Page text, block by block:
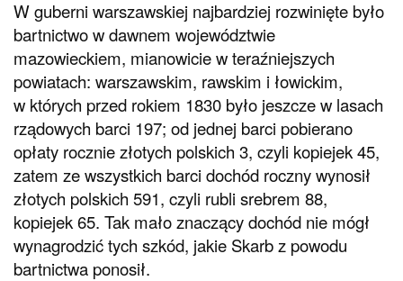
W guberni warszawskiej najbardziej rozwinięte było
bartnictwo w dawnem województwie
mazowieckiem, mianowicie w teraźniejszych
powiatach: warszawskim, rawskim i łowickim,
w których przed rokiem 1830 było jeszcze w lasach
rządowych barci 197; od jednej barci pobierano
opłaty rocznie złotych polskich 3, czyli kopiejek 45,
zatem ze wszystkich barci dochód roczny wynosił
złotych polskich 591, czyli rubli srebrem 88,
kopiejek 65. Tak mało znaczący dochód nie mógł
wynagrodzić tych szkód, jakie Skarb z powodu
bartnictwa ponosił.